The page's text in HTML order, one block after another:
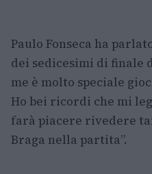
Paulo Fonseca ha
dei sedicesimi di finale
me è molto speciale
Ho bei ricordi che mi
farà piacere rivedere
Braga nella partita”.